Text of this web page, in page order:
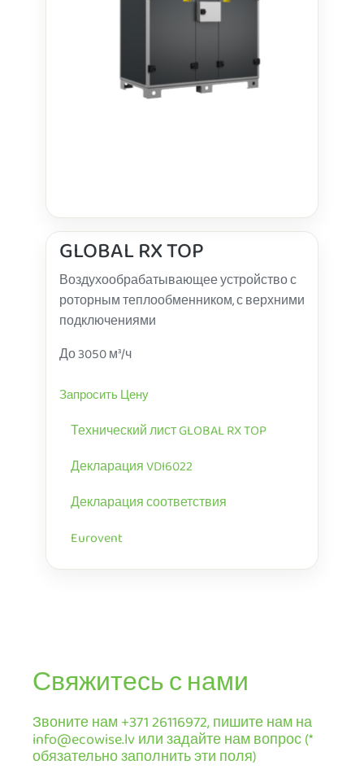
GLOBAL RX TOP
Воздухообрабатывающее устройство с
роторным теплообменником, с верхними
подключениями
До 3050 м³/ч
Запросить Цену
Технический лист GLOBAL RX TOP
Декларация VDI6022
Декларация соответствия
Eurovent
Свяжитесь с нами
Звоните нам +371 26116972, пишите нам на
info@ecowise.lv или задайте нам вопрос (*
обязательно заполнить эти поля)